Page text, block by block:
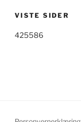
VISTE SIDER
425586